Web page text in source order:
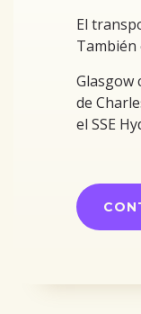
El
También
Glasgow
de
el SSE